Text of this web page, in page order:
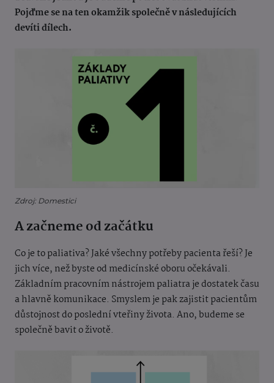
Pojďme se na ten okamžik společně v následujících
devíti dílech.
Zdroj: Domestici
A začneme od začátku
Co je to paliativa? Jaké všechny potřeby pacienta řeší? Je
jich více, než byste od medicínské oboru očekávali.
Základním pracovním nástrojem paliatra je dostatek času
a hlavně komunikace. Smyslem je pak zajistit pacientům
důstojnost do poslední vteřiny života. Ano, budeme se
společně bavit o životě.